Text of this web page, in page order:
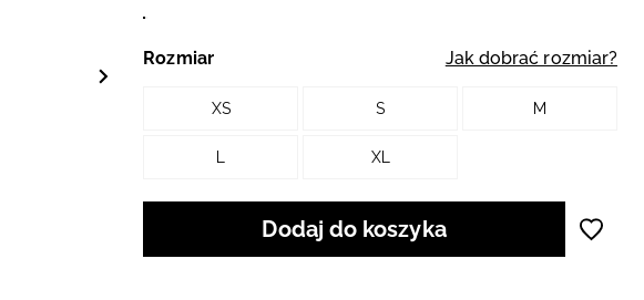
Rozmiar Jak dobrać rozmiar?
XS S M
XL
Dodaj do koszyka